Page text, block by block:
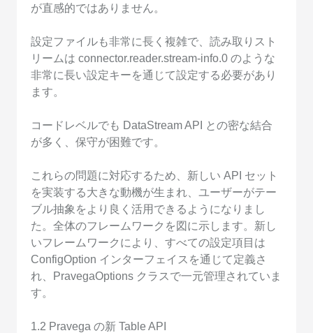
が直感的ではありません。
設定ファイルも非常に長く複雑で、読み取りスト
リームは connector.reader.stream-info.0 のような
非常に長い設定キーを通じて設定する必要があり
ます。
コードレベルでも DataStream API との密な結合
が多く、保守が困難です。
これらの問題に対応するため、新しい API セット
を実装する大きな動機が生まれ、ユーザーがテー
ブル抽象をより良く活用できるようになりまし
た。全体のフレームワークを図に示します。新し
いフレームワークにより、すべての設定項目は
ConfigOption インターフェイスを通じて定義さ
れ、PravegaOptions クラスで一元管理されていま
す。
1.2 Pravega の新 Table API